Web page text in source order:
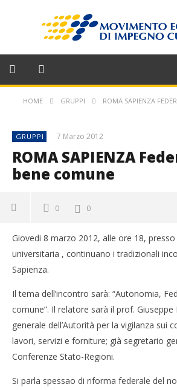
HOME GRUPPI ROMA SAPIENZA
GRUPPI 7 Marzo 2012
ROMA SAPIENZA
bene comune
0 0
Giovedi 8 marzo 2012, alle ore 18, presso
universitaria , continuano i tradizionali
Sapienza.
Il tema dell’incontro sarà: “Autonomia,
comune”. Il relatore sarà il prof. Giuseppe
generale dell’Autorità per la vigilanza sui
lavori, servizi e forniture; già segretario
Conferenze Stato-Regioni.
Si parla spessao di riforma federale del